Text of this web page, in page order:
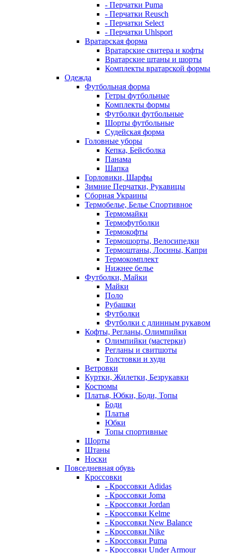
- Перчатки Puma
- Перчатки Reusch
- Перчатки Select
- Перчатки Uhlsport
Вратарская форма
Вратарские свитера и кофты
Вратарские штаны и шорты
Комплекты вратарской формы
Одежда
Футбольная форма
Гетры футбольные
Комплекты формы
Футболки футбольные
Шорты футбольные
Судейская форма
Головные уборы
Кепка, Бейсболка
Панама
Шапка
Горловики, Шарфы
Зимние Перчатки, Рукавицы
Сборная Украины
Термобелье, Белье Спортивное
Термомайки
Термофутболки
Термокофты
Термошорты, Велосипедки
Термоштаны, Лосины, Капри
Термокомплект
Нижнее белье
Футболки, Майки
Майки
Поло
Рубашки
Футболки
Футболки с длинным рукавом
Кофты, Регланы, Олимпийки
Олимпийки (мастерки)
Регланы и свитшоты
Толстовки и худи
Ветровки
Куртки, Жилетки, Безрукавки
Костюмы
Платья, Юбки, Боди, Топы
Боди
Платья
Юбки
Топы спортивные
Шорты
Штаны
Носки
Повседневная обувь
Кроссовки
- Кроссовки Adidas
- Кроссовки Joma
- Кроссовки Jordan
- Кроссовки Kelme
- Кроссовки New Balance
- Кроссовки Nike
- Кроссовки Puma
- Кроссовки Under Armour